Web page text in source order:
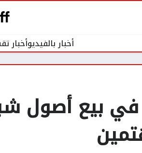
أخبار بالفيديوأخبار
في بيع أصول